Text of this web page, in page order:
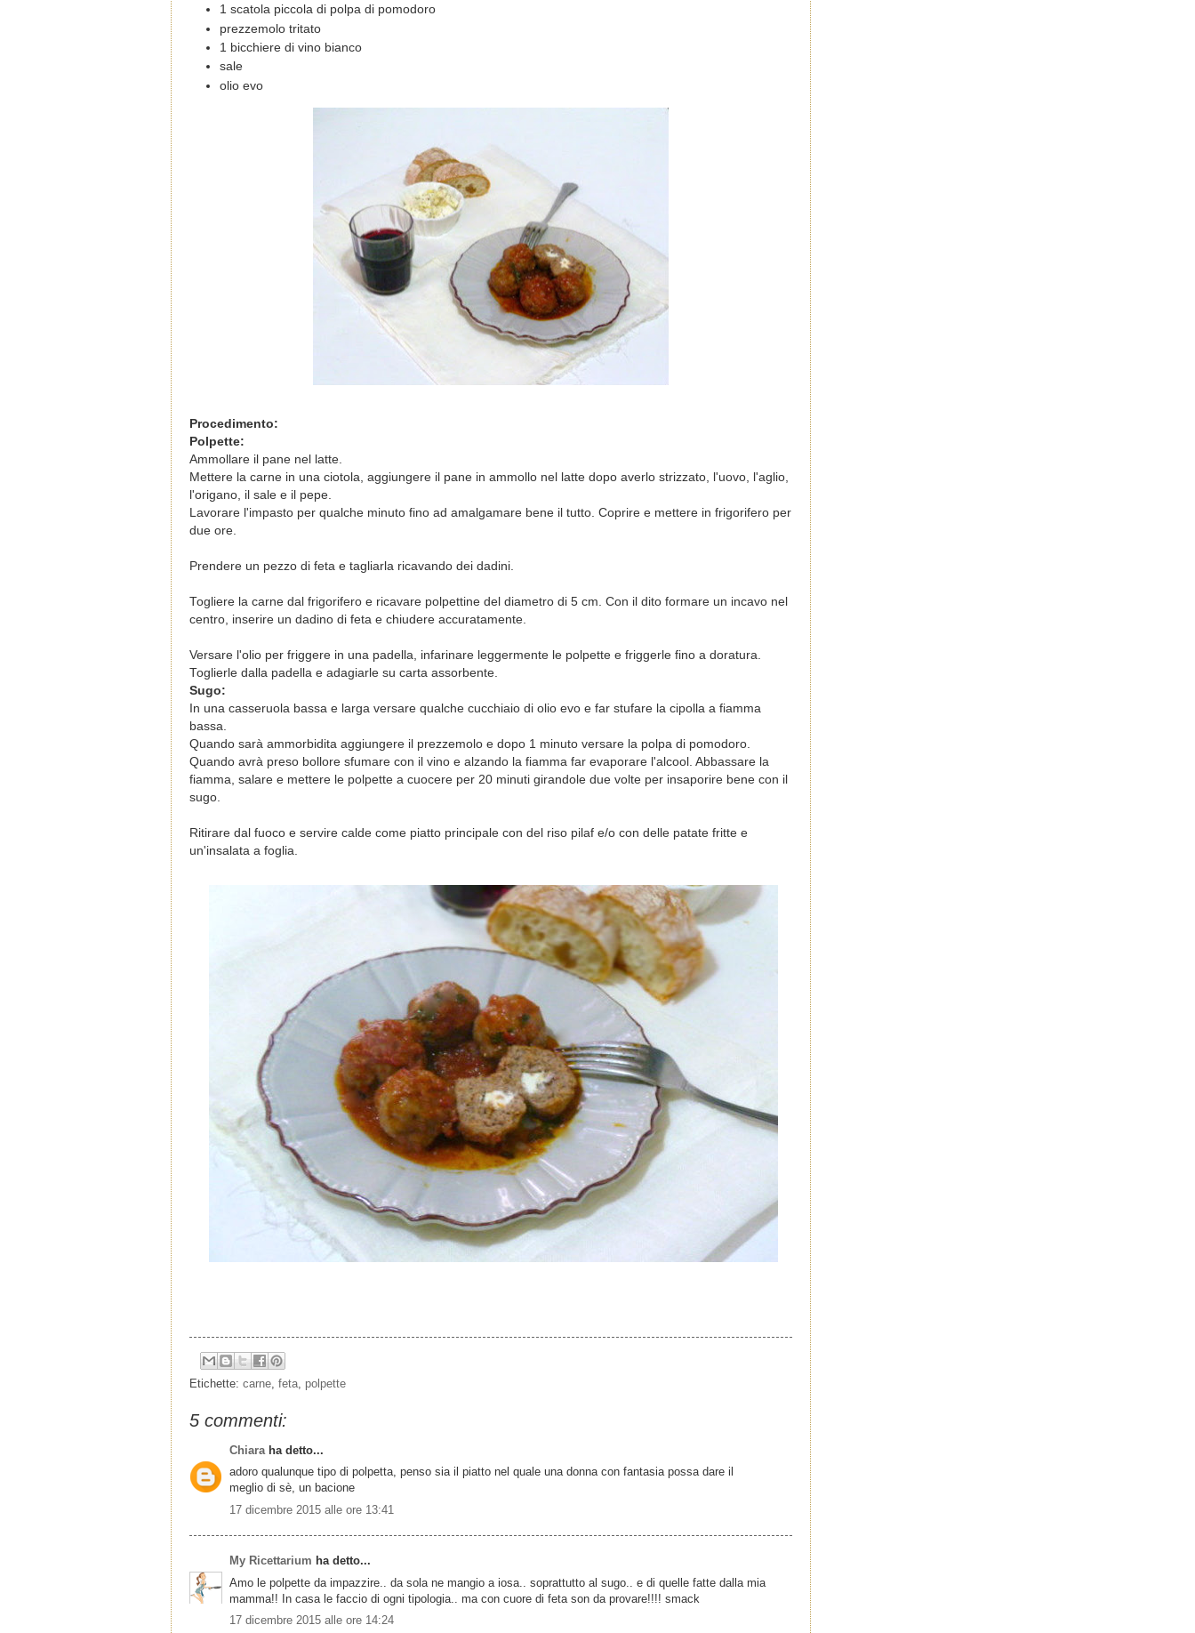
1 scatola piccola di polpa di pomodoro
prezzemolo tritato
1 bicchiere di vino bianco
sale
olio evo
Procedimento:
Polpette:
Ammollare il pane nel latte.
Mettere la carne in una ciotola, aggiungere il pane in ammollo nel latte dopo averlo strizzato, l'uovo, l'aglio,
l'origano, il sale e il pepe.
Lavorare l'impasto per qualche minuto fino ad amalgamare bene il tutto. Coprire e mettere in frigorifero per
due ore
Prendere un pezzo di feta e tagliarla ricavando dei dadini.
Togliere la carne dal frigorifero e ricavare polpettine del diametro di 5 cm. Con il dito formare un incavo nel
centro, inserire un dadino di feta e chiudere accuratamente.
Versare l'olio per friggere in una padella, infarinare leggermente le polpette e friggerle fino a doratura.
Toglierle dalla padella e adagiarle su carta assorbente.
Sugo:
In una casseruola bassa e larga versare qualche cucchiaio di olio evo e far stufare la cipolla a fiamma
bassa.
Quando sarà ammorbidita aggiungere il prezzemolo e dopo 1 minuto versare la polpa di pomodoro.
Quando avrà preso bollore sfumare con il vino e alzando la fiamma far evaporare l'alcool. Abbassare la
fiamma, salare e mettere le polpette a cuocere per 20 minuti girandole due volte per insaporire bene con il
sugo.
Ritirare dal fuoco e servire calde come piatto principale con del riso pilaf e/o con delle patate fritte e
un'insalata a foglia.
Etichette: carne feta polpette
5 commenti:
Chiara ha detto...
adoro qualunque tipo di polpetta, penso sia il piatto nel quale una donna con fantasia possa dare il
meglio di sè, un bacione
17 dicembre 2015 alle ore 13:41
My Ricettarium ha detto...
Amo le polpette da impazzire.. da sola ne mangio a iosa.. soprattutto al sugo.. e di quelle fatte dalla mia
mamma!! In casa le faccio di ogni tipologia.. ma con cuore di feta son da provare!!!! smack
17 dicembre 2015 alle ore 14:24